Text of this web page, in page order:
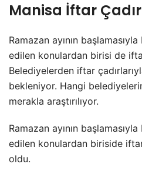
Manisa İftar
Ramazan ayının
edilen konulardan birisi de
Belediyelerden iftar
bekleniyor. Hangi
merakla araştırılıyor.
Ramazan ayının
edilen konulardan biriside iftar
oldu.